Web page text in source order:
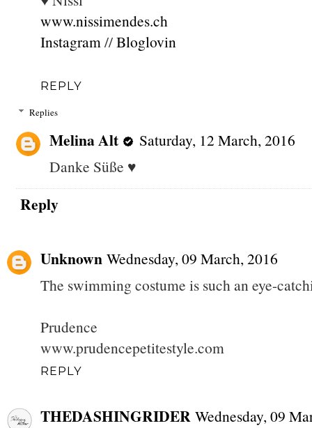
www.nissimendes.ch
Instagram //Bloglovin
REPLY
Replies
Melina Alt
Saturday, 12 March, 2016
Danke Süße ♥
Reply
Unknown Wednesday, 09 March, 2016
The swimming costume is such an eye-
Prudence
www.prudencepetitestyle.com
REPLY
THEDASHINGRIDER Wednesday, 09